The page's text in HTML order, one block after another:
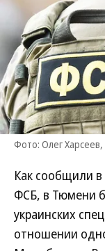
Фото: Олег
Как сообщили
ФСБ, в Тюмени
украинских
отношении